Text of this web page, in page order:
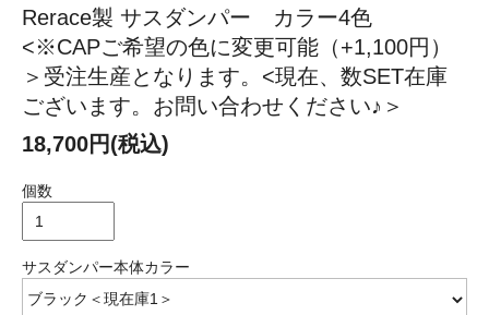
Rerace製 サスダンパー カラー4色
<※CAPご希望の色に変更可能（+1,100円）
＞受注生産となります。<現在、数SET在庫
ございます。お問い合わせください♪＞
18,700円(税込)
個数
サスダンパー本体カラー